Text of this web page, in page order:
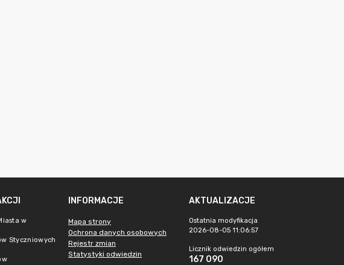
w
Styczniowych
INFORMACJE
Mapa strony
Ochrona danych osobowych
Rejestr zmian
Statystyki odwiedzin
AKTUALIZACJE
Ostatnia modyfikacja
2026-08-05 11:06:57
Licznik odwiedzin ogółem
167 090